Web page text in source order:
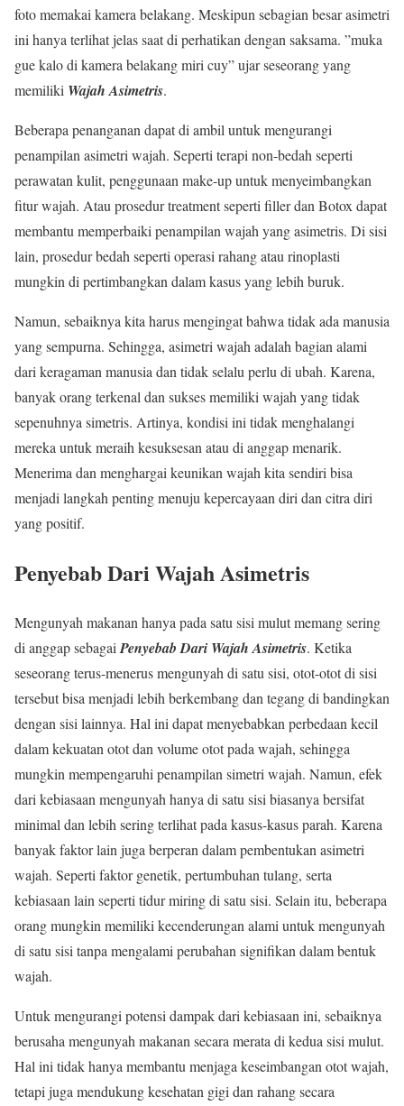
foto memakai kamera belakang. Meskipun sebagian besar asimetri
ini hanya terlihat jelas saat di perhatikan dengan saksama. ”muka
gue kalo di kamera belakang miri cuy” ujar seseorang yang
memiliki Wajah Asimetris.
Beberapa penanganan dapat di ambil untuk mengurangi
penampilan asimetri wajah. Seperti terapi non-bedah seperti
perawatan kulit, penggunaan make-up untuk menyeimbangkan
fitur wajah. Atau prosedur treatment seperti filler dan Botox dapat
membantu memperbaiki penampilan wajah yang asimetris. Di sisi
lain, prosedur bedah seperti operasi rahang atau rinoplasti
mungkin di pertimbangkan dalam kasus yang lebih buruk.
Namun, sebaiknya kita harus mengingat bahwa tidak ada manusia
yang sempurna. Sehingga, asimetri wajah adalah bagian alami
dari keragaman manusia dan tidak selalu perlu di ubah. Karena,
banyak orang terkenal dan sukses memiliki wajah yang tidak
sepenuhnya simetris. Artinya, kondisi ini tidak menghalangi
mereka untuk meraih kesuksesan atau di anggap menarik.
Menerima dan menghargai keunikan wajah kita sendiri bisa
menjadi langkah penting menuju kepercayaan diri dan citra diri
yang positif.
Penyebab Dari Wajah Asimetris
Mengunyah makanan hanya pada satu sisi mulut memang sering
di anggap sebagai Penyebab Dari Wajah Asimetris. Ketika
seseorang terus-menerus mengunyah di satu sisi, otot-otot di sisi
tersebut bisa menjadi lebih berkembang dan tegang di bandingkan
dengan sisi lainnya. Hal ini dapat menyebabkan perbedaan kecil
dalam kekuatan otot dan volume otot pada wajah, sehingga
mungkin mempengaruhi penampilan simetri wajah. Namun, efek
dari kebiasaan mengunyah hanya di satu sisi biasanya bersifat
minimal dan lebih sering terlihat pada kasus-kasus parah. Karena
banyak faktor lain juga berperan dalam pembentukan asimetri
wajah. Seperti faktor genetik, pertumbuhan tulang, serta
kebiasaan lain seperti tidur miring di satu sisi. Selain itu, beberapa
orang mungkin memiliki kecenderungan alami untuk mengunyah
di satu sisi tanpa mengalami perubahan signifikan dalam bentuk
wajah.
Untuk mengurangi potensi dampak dari kebiasaan ini, sebaiknya
berusaha mengunyah makanan secara merata di kedua sisi mulut.
Hal ini tidak hanya membantu menjaga keseimbangan otot wajah,
tetapi juga mendukung kesehatan gigi dan rahang secara